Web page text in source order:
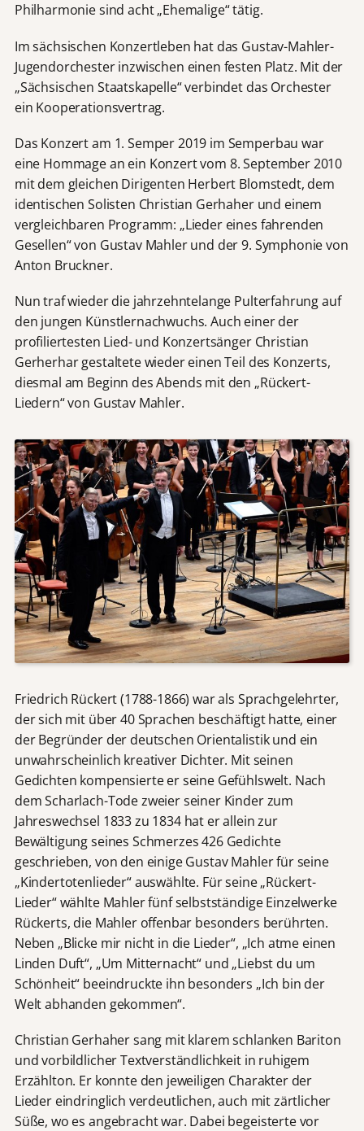
Philharmonie sind acht „Ehemalige“ tätig.
Im sächsischen Konzertleben hat das Gustav-Mahler-
Jugendorchester inzwischen einen festen Platz. Mit der
„Sächsischen Staatskapelle“ verbindet das Orchester
ein Kooperationsvertrag.
Das Konzert am 1. Semper 2019 im Semperbau war
eine Hommage an ein Konzert vom 8. September 2010
mit dem gleichen Dirigenten Herbert Blomstedt, dem
identischen Solisten Christian Gerhaher und einem
vergleichbaren Programm: „Lieder eines fahrenden
Gesellen“ von Gustav Mahler und der 9. Symphonie von
Anton Bruckner.
Nun traf wieder die jahrzehntelange Pulterfahrung auf
den jungen Künstlernachwuchs. Auch einer der
profiliertesten Lied- und Konzertsänger Christian
Gerherhar gestaltete wieder einen Teil des Konzerts,
diesmal am Beginn des Abends mit den „Rückert-
Liedern“ von Gustav Mahler.
Friedrich Rückert (1788-1866) war als Sprachgelehrter,
der sich mit über 40 Sprachen beschäftigt hatte, einer
der Begründer der deutschen Orientalistik und ein
unwahrscheinlich kreativer Dichter. Mit seinen
Gedichten kompensierte er seine Gefühlswelt. Nach
dem Scharlach-Tode zweier seiner Kinder zum
Jahreswechsel 1833 zu 1834 hat er allein zur
Bewältigung seines Schmerzes 426 Gedichte
geschrieben, von den einige Gustav Mahler für seine
„Kindertotenlieder“ auswählte. Für seine „Rückert-
Lieder“ wählte Mahler fünf selbstständige Einzelwerke
Rückerts, die Mahler offenbar besonders berührten.
Neben „Blicke mir nicht in die Lieder“, „Ich atme einen
Linden Duft“, „Um Mitternacht“ und „Liebst du um
Schönheit“ beeindruckte ihn besonders „Ich bin der
Welt abhanden gekommen“.
Christian Gerhaher sang mit klarem schlanken Bariton
und vorbildlicher Textverständlichkeit in ruhigem
Erzählton. Er konnte den jeweiligen Charakter der
Lieder eindringlich verdeutlichen, auch mit zärtlicher
Süße, wo es angebracht war. Dabei begeisterte vor